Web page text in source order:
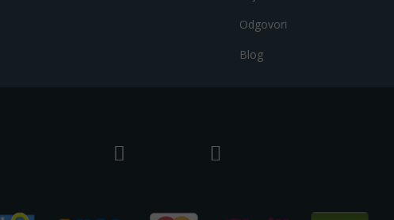
Odgovori
Blog